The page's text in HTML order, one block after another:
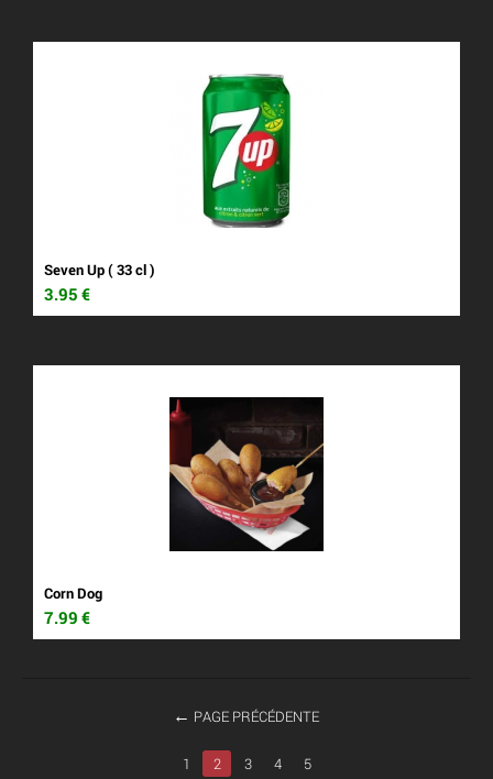
Seven Up ( 33 cl )
3.95 €
Corn Dog
7.99 €
PAGE PRÉCÉDENTE
1 2 3 4 5